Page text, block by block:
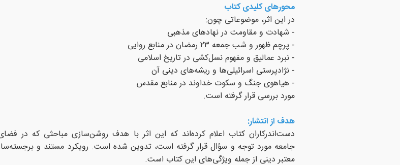
محورهای کلیدی کتاب
در این اثر، موضوعاتی چون:
- شهادت و مقاومت در نهادهای مذهبی
- پرچم ظهور و شب جمعه ۲۳ رمضان در منابع روایی
- نبرد عمالیق و مفهوم نسل‌کشی در تاریخ اسلامی
- نژادپرستی اسرائیلی‌ها و ریشه‌های دینی آن
- هیاهوی جنگ و سکوت خداوند در منابع مقدس
مورد بررسی قرار گرفته است.
هدف از انتشار:
دست‌اندرکاران کتاب اعلام کرده‌اند که این اثر با هدف روشن‌سازی مباحثی که در
جامعه مورد توجه و سؤال قرار گرفته است، تدوین شده است. رویکرد مستند و
معتبر دینی از جمله ویژگی‌های این کتاب است.